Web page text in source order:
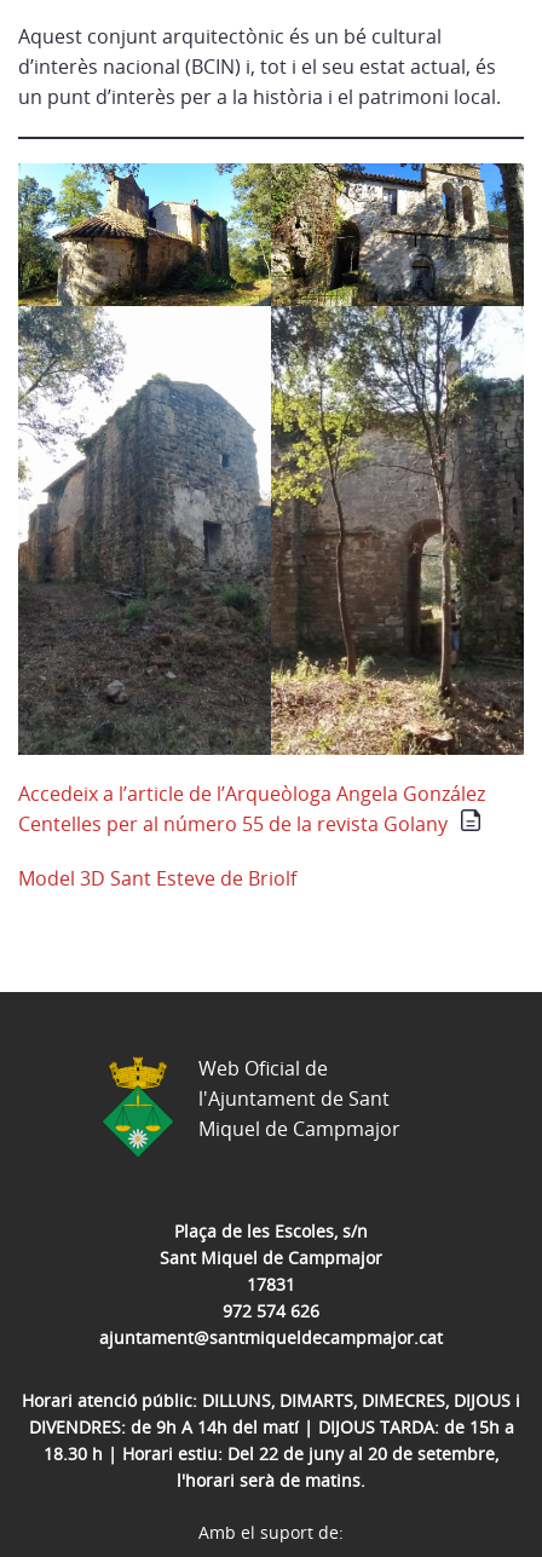
Aquest conjunt arquitectònic és un bé cultural
d’interès nacional (BCIN) i, tot i el seu estat actual, és
un punt d’interès per a la història i el patrimoni local.
Accedeix a l’article de l’Arqueòloga Angela González
Centelles per al número 55 de la revista Golany
Model 3D Sant Esteve de Briolf
Plaça de les Escoles, s/n
Sant Miquel de Campmajor
17831
972 574 626
ajuntament@santmiqueldecampmajor.cat
Horari atenció públic: DILLUNS, DIMARTS, DIMECRES, DIJOUS i
DIVENDRES: de 9h A 14h del matí | DIJOUS TARDA: de 15h a
18.30 h | Horari estiu: Del 22 de juny al 20 de setembre,
l'horari serà de matins.
Web Oficial de
l'Ajuntament de Sant
Miquel de Campmajor
Amb el suport de: